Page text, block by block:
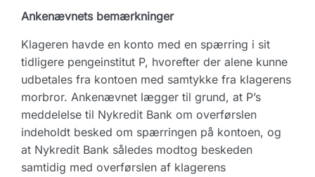
Ankenævnets bemærkninger
Klageren havde en konto med en spærring i sit
tidligere pengeinstitut P, hvorefter der alene kunne
udbetales fra kontoen med samtykke fra klagerens
morbror. Ankenævnet lægger til grund, at P’s
meddelelse til Nykredit Bank om overførslen
indeholdt besked om spærringen på kontoen, og
at Nykredit Bank således modtog beskeden
samtidig med overførslen af klagerens